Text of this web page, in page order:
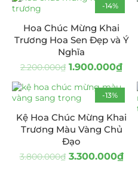
-14%
Hoa Chúc Mừng Khai
Trương Hoa Sen Đẹp và Ý
Nghĩa
2.200.000₫ 1.900.000₫
-13%
Kệ Hoa Chúc Mừng Khai
Trương Màu Vàng Chủ
Đạo
3.800.000₫ 3.300.000₫